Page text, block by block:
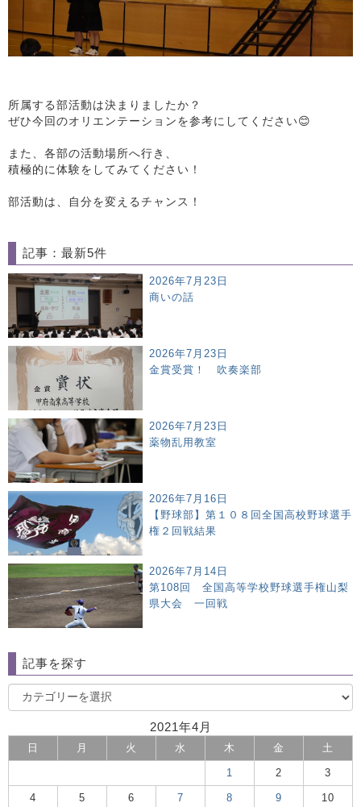
所属する部活動は決まりましたか？
ぜひ今回のオリエンテーションを参考にしてください😊
また、各部の活動場所へ行き、
積極的に体験をしてみてください！
部活動は、自分を変えるチャンス！
記事：最新5件
2026年7月23日
商いの話
2026年7月23日
金賞受賞！ 吹奏楽部
2026年7月23日
薬物乱用教室
2026年7月16日
【野球部】第１０８回全国高校野球選手
権２回戦結果
2026年7月14日
第108回 全国高等学校野球選手権山梨
県大会 一回戦
記事を探す
2021年4月
日 月 火 水 木 金 土
1 2 3
4 5 6 7 8 9 10